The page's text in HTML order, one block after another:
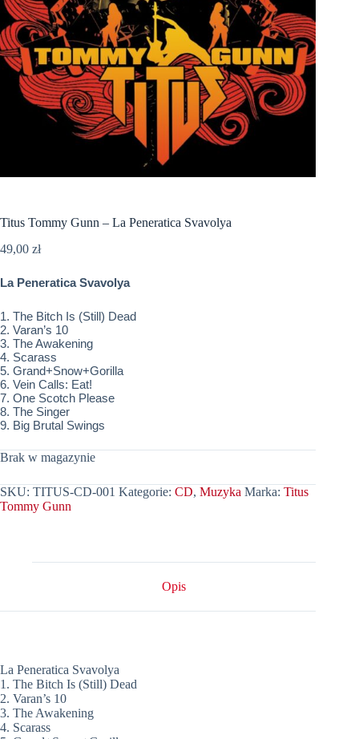
Titus Tommy Gunn – La Peneratica Svavolya
49,00 zł
La Peneratica Svavolya
1. The Bitch Is (Still) Dead
2. Varan’s 10
3. The Awakening
4. Scarass
5. Grand+Snow+Gorilla
6. Vein Calls: Eat!
7. One Scotch Please
8. The Singer
9. Big Brutal Swings
Brak w magazynie
SKU: TITUS-CD-001 Kategorie: CD, Muzyka Marka: Titus
Tommy Gunn
Opis
La Peneratica Svavolya
1. The Bitch Is (Still) Dead
2. Varan’s 10
3. The Awakening
4. Scarass